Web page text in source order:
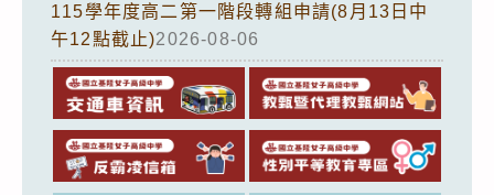
115學年度高二第一階段轉組申請(8月13日中
午12點截止)2026-08-06